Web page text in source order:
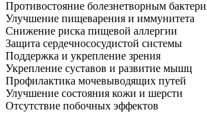
Противостояние болезнетворным
Улучшение пищеварения и иммунитета
Снижение риска пищевой аллергии
Защита сердечнососудистой системы
Поддержка и укрепление зрения
Укрепление суставов и развитие мышц
Профилактика мочевыводящих путей
Улучшение состояния кожи и шерсти
Отсутствие побочных эффектов